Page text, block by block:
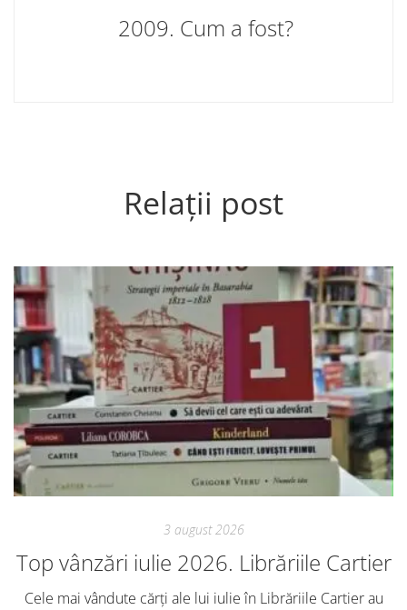
2009. Cum a fost?
Relații post
3 august 2026
Top vânzări iulie 2026. Librăriile Cartier
Cele mai vândute cărți ale lui iulie în Librăriile Cartier au